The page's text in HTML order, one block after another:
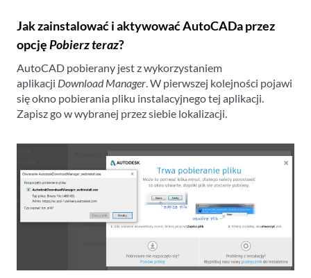
Jak zainstalować i aktywować AutoCADa przez
opcjęPobierz teraz?
AutoCAD pobierany jest z wykorzystaniem
aplikacji Download Manager. W pierwszej kolejności pojawi
się okno pobierania pliku instalacyjnego tej aplikacji.
Zapisz go w wybranej przez siebie lokalizacji.